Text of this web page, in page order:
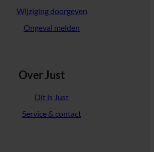
Wijziging doorgeven
Ongeval melden
Over Just
Dit is Just
Service & contact